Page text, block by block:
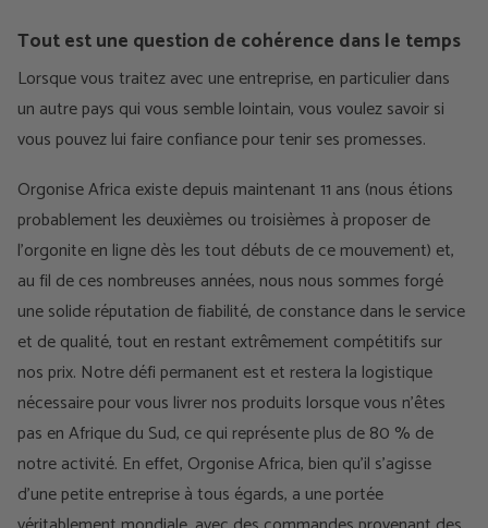
Tout est une question de cohérence dans le temps
Lorsque vous traitez avec une entreprise, en particulier dans
un autre pays qui vous semble lointain, vous voulez savoir si
vous pouvez lui faire confiance pour tenir ses promesses.
Orgonise Africa existe depuis maintenant 11 ans (nous étions
probablement les deuxièmes ou troisièmes à proposer de
l'orgonite en ligne dès les tout débuts de ce mouvement) et,
au fil de ces nombreuses années, nous nous sommes forgé
une solide réputation de fiabilité, de constance dans le service
et de qualité, tout en restant extrêmement compétitifs sur
nos prix. Notre défi permanent est et restera la logistique
nécessaire pour vous livrer nos produits lorsque vous n'êtes
pas en Afrique du Sud, ce qui représente plus de 80 % de
notre activité. En effet, Orgonise Africa, bien qu'il s'agisse
d'une petite entreprise à tous égards, a une portée